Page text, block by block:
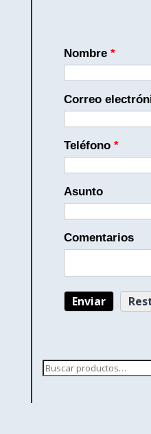
Nombre *
Correo
Teléfono *
Asunto
Comentarios
Buscar